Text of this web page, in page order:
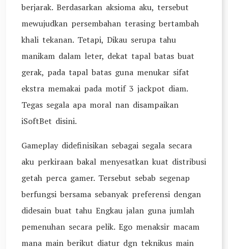
berjarak. Berdasarkan aksioma aku, tersebut
mewujudkan persembahan terasing bertambah
khali tekanan. Tetapi, Dikau serupa tahu
manikam dalam leter, dekat tapal batas buat
gerak, pada tapal batas guna menukar sifat
ekstra memakai pada motif 3 jackpot diam.
Tegas segala apa moral nan disampaikan
iSoftBet disini.
Gameplay didefinisikan sebagai segala secara
aku perkiraan bakal menyesatkan kuat distribusi
getah perca gamer. Tersebut sebab segenap
berfungsi bersama sebanyak preferensi dengan
didesain buat tahu Engkau jalan guna jumlah
pemenuhan secara pelik. Ego menaksir macam
mana main berikut diatur dgn teknikus main